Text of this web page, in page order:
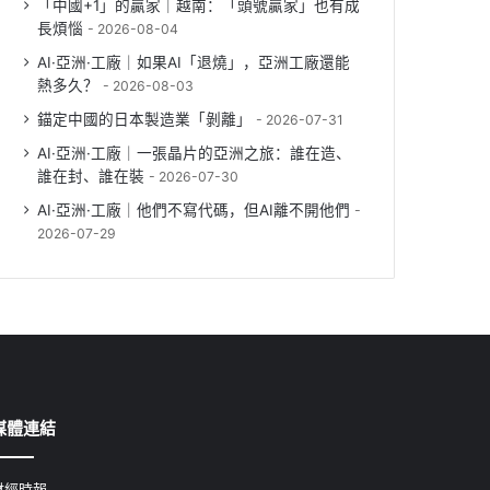
「中國+1」的贏家｜越南：「頭號贏家」也有成
長煩惱
2026-08-04
AI·亞洲·工廠｜如果AI「退燒」，亞洲工廠還能
熱多久？
2026-08-03
錨定中國的日本製造業「剝離」 2026-07-31
AI·亞洲·工廠｜一張晶片的亞洲之旅：誰在造、
誰在封、誰在裝
2026-07-30
AI·亞洲·工廠｜他們不寫代碼，但AI離不開他們
2026-07-29
體連結